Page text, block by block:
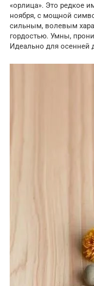
«орлица». Это редкое
ноября, с мощной
сильным, волевым
гордостью. Умны,
Идеально для осенней